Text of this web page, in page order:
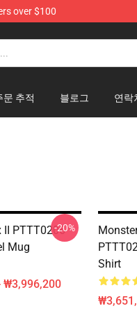
over $100
문 추적 블로그 연락
II PTTT0206
Mug
₩3,996,200
-20%
Shirt